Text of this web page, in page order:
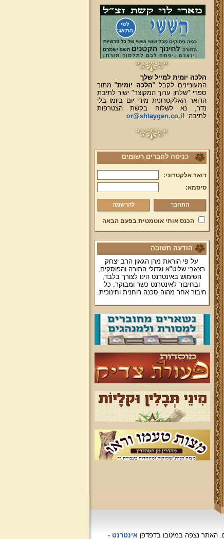
הלכה יומית למייל שלך
המעוניינים לקבל "הלכה יומית" מתוך
ספרי "שלחן ערוך המקוצר" ישיר לתיבת
הדואר האלקטרונית מידי יום ביומו בלי
נדר, נא לשלוח בקשת הצטרפות
לתיבה:
or@shtaygen.co.il
כניסה לחברים רשומים
דואר אלקטרוני:
סיסמא:
להרשמה
הכנס אותי אוטמטית בפעם הבאה
הודעה חשובה
על פי הוראת מרן הגאון הרב יצחק
רצאבי שליט"א וגדולי התורה והפוסקים,
השימוש באינטרנט הינו לצורך בלבד,
ובחיבור לאינטרנט כשר ומבוקר. כל
חיבור אחר מהוה סכנה רוחנית וחינוכית.
האתר נצפהבמיטבו בדפדפןאינטרנט -